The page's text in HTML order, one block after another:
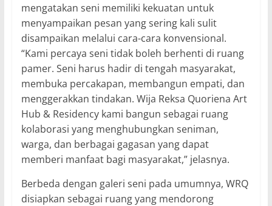
mengatakan seni memiliki kekuatan untuk
menyampaikan pesan yang sering kali sulit
disampaikan melalui cara-cara konvensional.
“Kami percaya seni tidak boleh berhenti di ruang
pamer. Seni harus hadir di tengah masyarakat,
membuka percakapan, membangun empati, dan
menggerakkan tindakan. Wija Reksa Quoriena Art
Hub & Residency kami bangun sebagai ruang
kolaborasi yang menghubungkan seniman,
warga, dan berbagai gagasan yang dapat
memberi manfaat bagi masyarakat,” jelasnya.
Berbeda dengan galeri seni pada umumnya, WRQ
disiapkan sebagai ruang yang mendorong